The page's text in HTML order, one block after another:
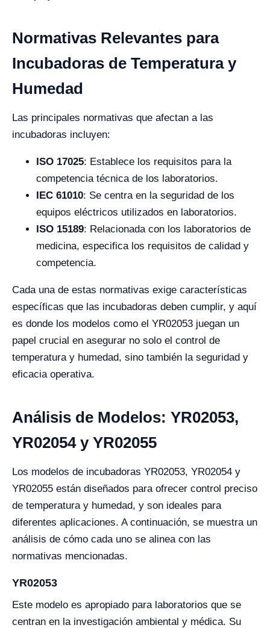
Normativas Relevantes para
Incubadoras de Temperatura y
Humedad
Las principales normativas que afectan a las
incubadoras incluyen:
ISO 17025: Establece los requisitos para la
competencia técnica de los laboratorios.
IEC 61010: Se centra en la seguridad de los
equipos eléctricos utilizados en laboratorios.
ISO 15189: Relacionada con los laboratorios de
medicina, especifica los requisitos de calidad y
competencia.
Cada una de estas normativas exige características
específicas que las incubadoras deben cumplir, y aquí
es donde los modelos como el YR02053 juegan un
papel crucial en asegurar no solo el control de
temperatura y humedad, sino también la seguridad y
eficacia operativa.
Análisis de Modelos: YR02053,
YR02054 y YR02055
Los modelos de incubadoras YR02053, YR02054 y
YR02055 están diseñados para ofrecer control preciso
de temperatura y humedad, y son ideales para
diferentes aplicaciones. A continuación, se muestra un
análisis de cómo cada uno se alinea con las
normativas mencionadas.
YR02053
Este modelo es apropiado para laboratorios que se
centran en la investigación ambiental y médica. Su